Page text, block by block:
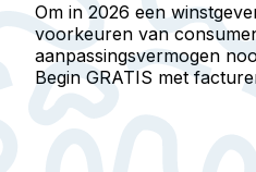
Om in 2026 een
voorkeuren van
aanpassingsvermogen
Begin GRATIS met